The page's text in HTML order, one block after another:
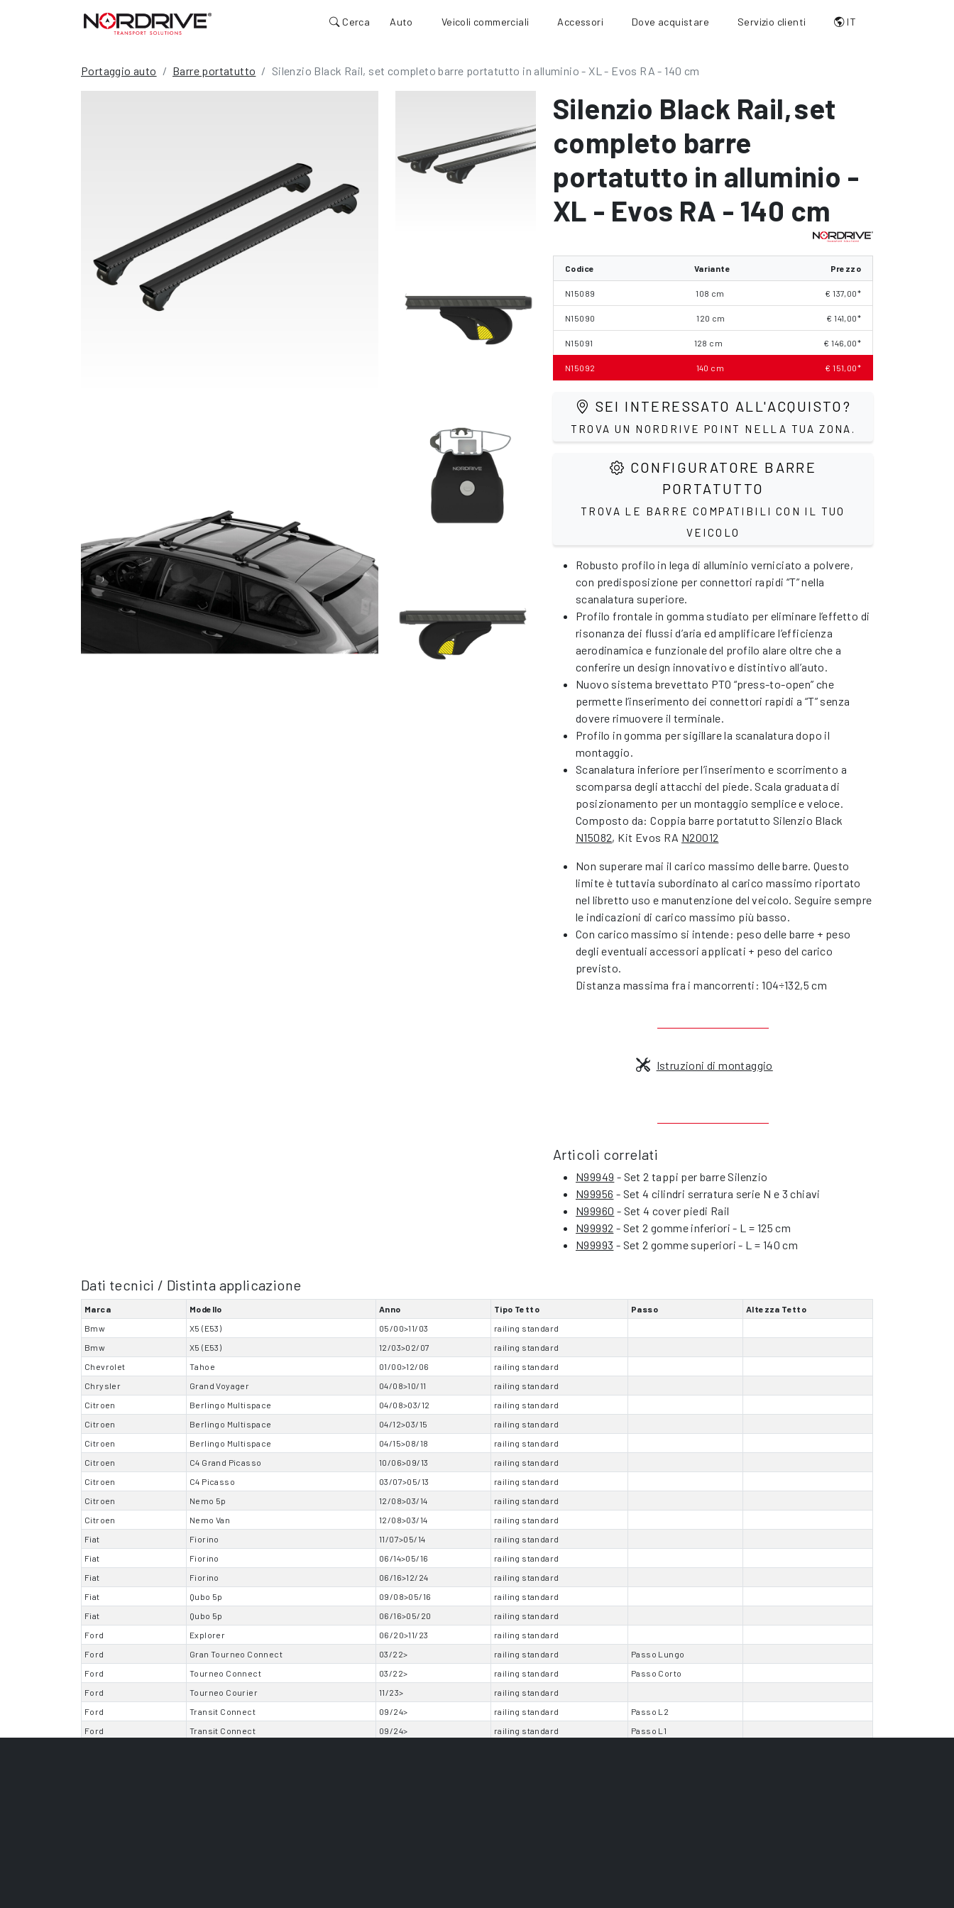
Cerca Auto Veicoli commerciali Accessori Dove acquistare Servizio clienti IT
Portaggio auto Barre portatutto Silenzio Black Rail, set completo barre portatutto in alluminio - XL - Evos RA - 140 cm
Silenzio Black Rail,set
completo barre
portatutto in alluminio -
XL - Evos RA - 140 cm
Codice Variante Prezzo
N15089 108 cm € 137,00*
N15090 120 cm € 141,00*
N15091 128 cm € 146,00*
N15092 140 cm € 151,00*
SEI INTERESSATO ALL'ACQUISTO?
TROVA UN NORDRIVE POINT NELLA TUA ZONA.
CONFIGURATORE BARRE
PORTATUTTO
TROVA LE BARRE COMPATIBILI CON IL TUO
VEICOLO
Robusto profilo in lega di alluminio verniciato a polvere,
con predisposizione per connettori rapidi “T” nella
scanalatura superiore.
Profilo frontale in gomma studiato per eliminare l’effetto di
risonanza dei flussi d’aria ed amplificare l’efficienza
aerodinamica e funzionale del profilo alare oltre che a
conferire un design innovativo e distintivo all’auto.
Nuovo sistema brevettato PTO “press-to-open” che
permette l’inserimento dei connettori rapidi a “T” senza
dovere rimuovere il terminale.
Profilo in gomma per sigillare la scanalatura dopo il
montaggio.
Scanalatura inferiore per l’inserimento e scorrimento a
scomparsa degli attacchi del piede. Scala graduata di
posizionamento per un montaggio semplice e veloce.
Composto da: Coppia barre portatutto Silenzio Black
N15082, Kit Evos RA N20012
Non superare mai il carico massimo delle barre. Questo
limite è tuttavia subordinato al carico massimo riportato
nel libretto uso e manutenzione del veicolo. Seguire sempre
le indicazioni di carico massimo più basso.
Con carico massimo si intende: peso delle barre + peso
degli eventuali accessori applicati + peso del carico
previsto.
Distanza massima fra i mancorrenti: 104÷132,5 cm
Istruzioni di montaggio
Articoli correlati
N99949 - Set 2 tappi per barre Silenzio
N99956 - Set 4 cilindri serratura serie N e 3 chiavi
N99960 - Set 4 cover piedi Rail
N99992 - Set 2 gomme inferiori - L = 125 cm
N99993 - Set 2 gomme superiori - L = 140 cm
Dati tecnici / Distinta applicazione
Marca Modello Anno Tipo Tetto Passo
Altezza Tetto
Bmw
X5 (E53) 05/00>11/03
railing standard
Bmw
X5 (E53) 12/03>02/07
railing standard
Chevrolet
Tahoe 01/00>12/06
railing standard
Chrysler
Grand Voyager 04/08>10/11
railing standard
Citroen
Berlingo Multispace 04/08>03/12
railing standard
Citroen
Berlingo Multispace 04/12>03/15
railing standard
Citroen
Berlingo Multispace 04/15>08/18
railing standard
Citroen
C4 Grand Picasso 10/06>09/13
railing standard
Citroen
C4 Picasso 03/07>05/13
railing standard
Citroen
Nemo 5p 12/08>03/14
railing standard
Citroen
Nemo Van 12/08>03/14
railing standard
Fiat
Fiorino 11/07>05/14
railing standard
Fiat
Fiorino 06/14>05/16
railing standard
Fiat
Fiorino 06/16>12/24
railing standard
Fiat
Qubo 5p 09/08>05/16
railing standard
Fiat
Qubo 5p 06/16>05/20
railing standard
Ford
Explorer 06/20>11/23
railing standard
Ford
Gran Tourneo Connect 03/22> railing standard
Passo Lungo
Ford
Tourneo Connect 03/22> railing standard
Passo Corto
Ford
Tourneo Courier 11/23>
railing standard
Ford
Transit Connect 09/24> railing standard
Passo L2
Ford
Transit Connect 09/24> railing standard
Passo L1